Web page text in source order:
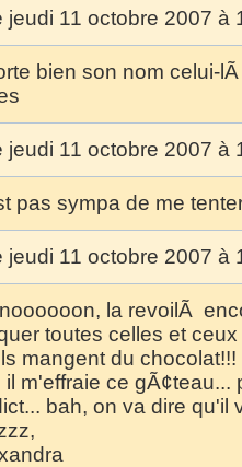
jeudi 11 octobre 2007 à
bien son nom celui-
jeudi 11 octobre 2007 à
pas sympa de me
jeudi 11 octobre 2007 à
la revoilÃ
toutes celles et
mangent du chocolat!!!
il m'effraie ce
bah, on va dire qu'il